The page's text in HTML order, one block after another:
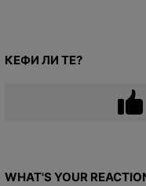
КЕФИ ЛИ ТЕ?
WHAT'S YOUR